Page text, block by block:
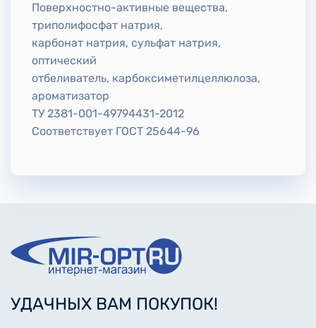
Поверхностно-активные вещества,
триполифосфат натрия,
карбонат натрия, сульфат натрия,
оптический
отбеливатель, карбоксиметилцеллюлоза,
ароматизатор
ТУ 2381-001-49794431-2012
Соответствует ГОСТ 25644-96
УДАЧНЫХ ВАМ ПОКУПОК!